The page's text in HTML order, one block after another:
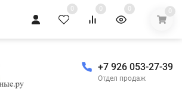
0 0 0 0
+7 926 053-27-39
Отдел продаж